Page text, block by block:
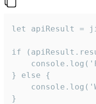
let apiResult =
if
} else {
}